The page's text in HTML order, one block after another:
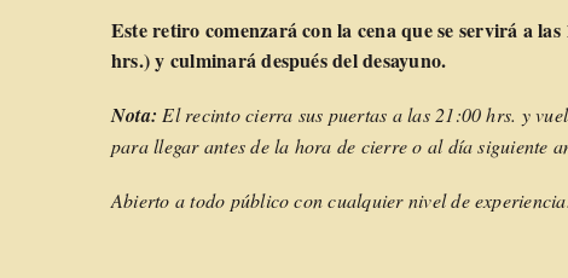
Este retiro comenzará con la cena que se servirá a
hrs.) y culminará después del desayuno.
Nota: El recinto cierra sus puertas a las 21:00 hrs. y
para llegar antes de la hora de cierre o al día siguiente
Abierto a todo público con cualquier nivel de experiencia.